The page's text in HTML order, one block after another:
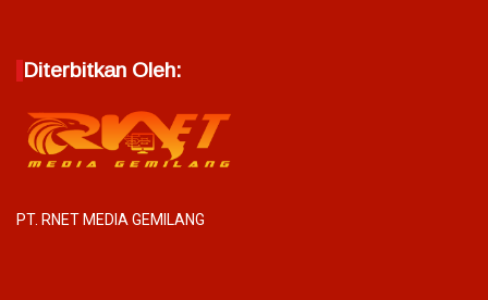
Diterbitkan Oleh:
PT. RNET MEDIA GEMILANG